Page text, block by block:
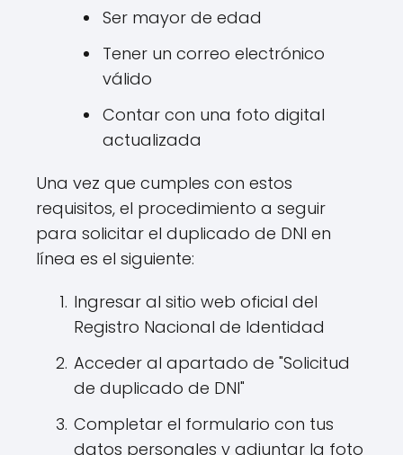
Ser mayor de edad
Tener un correo electrónico
válido
Contar con una foto digital
actualizada
Una vez que cumples con estos
requisitos, el procedimiento a seguir
para solicitar el duplicado de DNI en
línea es el siguiente:
Ingresar al sitio web oficial del
Registro Nacional de Identidad
Acceder al apartado de "Solicitud
de duplicado de DNI"
Completar el formulario con tus
datos personales y adjuntar la foto